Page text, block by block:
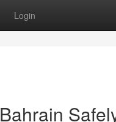
Login